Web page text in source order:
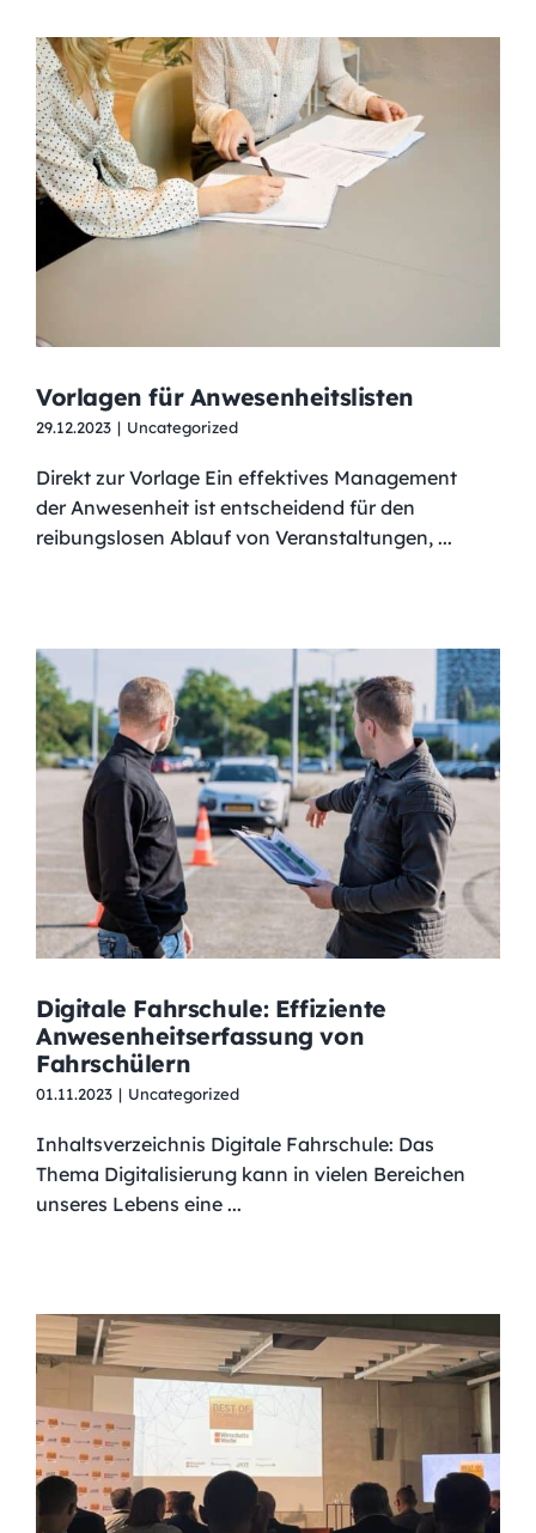
Vorlagen für Anwesenheitslisten
29.12.2023 | Uncategorized
Direkt zur Vorlage Ein effektives Management
der Anwesenheit ist entscheidend für den
reibungslosen Ablauf von Veranstaltungen, ...
Digitale Fahrschule: Effiziente
Anwesenheitserfassung von
Fahrschülern
01.11.2023 | Uncategorized
Inhaltsverzeichnis Digitale Fahrschule: Das
Thema Digitalisierung kann in vielen Bereichen
unseres Lebens eine ...